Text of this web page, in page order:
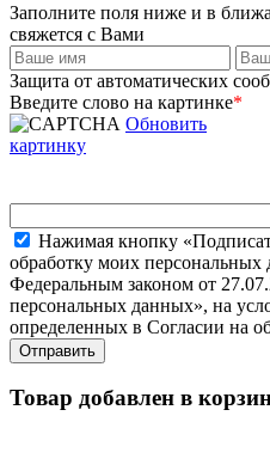
Заполните поля ниже и в
свяжется с Вами
Защита от автоматических
Введите слово на картинке*
Обновить
картинку
Нажимая кнопку
обработку моих персональных
Федеральным законом от
персональных данных», на
определенных в Согласии на
Товар добавлен в